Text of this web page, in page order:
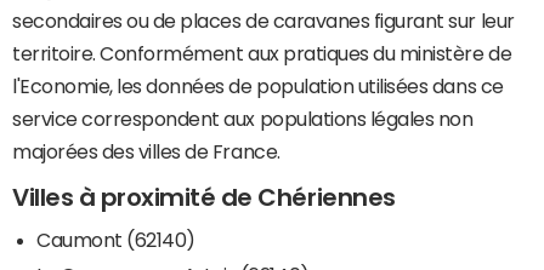
secondaires ou de places de caravanes figurant sur leur
territoire. Conformément aux pratiques du ministère de
l'Economie, les données de population utilisées dans ce
service correspondent aux populations légales non
majorées des villes de France.
Villes à proximité de Chériennes
Caumont (62140)